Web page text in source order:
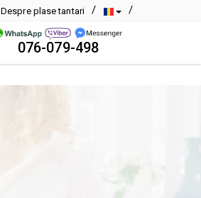
Despre plase tantari
076-079-498